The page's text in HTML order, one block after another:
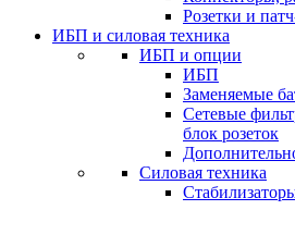
Розетки и
ИБП и силовая техника
ИБП и опции
ИБП
Заменяемые
Сетевые
блок розеток
Силовая техника